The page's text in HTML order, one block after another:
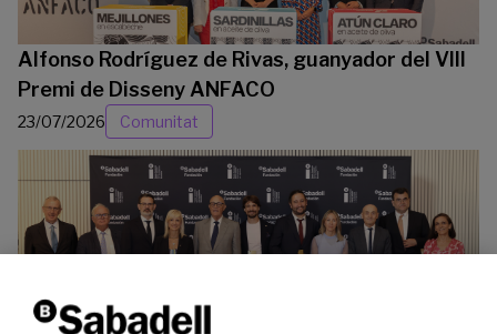
Alfonso Rodríguez de Rivas, guanyador del VIII
Premi de Disseny ANFACO
23/07/2026 Comunitat
La Fundació Banc Sabadell reconeix a dos